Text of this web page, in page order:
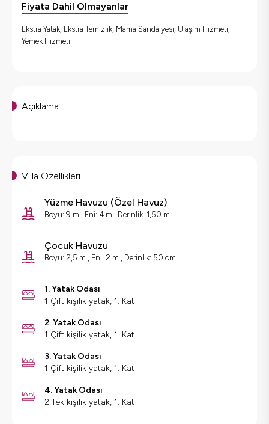
Fiyata Dahil Olmayanlar
Ekstra Yatak, Ekstra Temizlik, Mama Sandalyesi, Ulaşım Hizmeti,
Yemek Hizmeti
Açıklama
Villa Özellikleri
Yüzme Havuzu (Özel Havuz)
Boyu: 9 m , Eni: 4 m , Derinlik: 1,50 m
Çocuk Havuzu
Boyu: 2,5 m , Eni: 2 m , Derinlik: 50 cm
1. Yatak Odası
1 Çift kişilik yatak, 1. Kat
2. Yatak Odası
1 Çift kişilik yatak, 1. Kat
3. Yatak Odası
1 Çift kişilik yatak, 1. Kat
4. Yatak Odası
2 Tek kişilik yatak, 1. Kat